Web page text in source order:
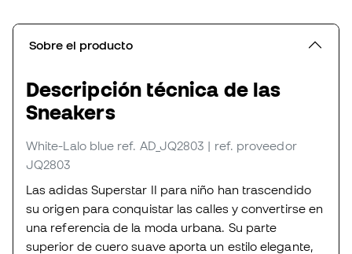
Sobre el producto
Descripción técnica de las
Sneakers
White-Lalo blue ref. AD_JQ2803 | ref. proveedor
JQ2803
Las adidas Superstar II para niño han trascendido
su origen para conquistar las calles y convertirse en
una referencia de la moda urbana. Su parte
superior de cuero suave aporta un estilo elegante,